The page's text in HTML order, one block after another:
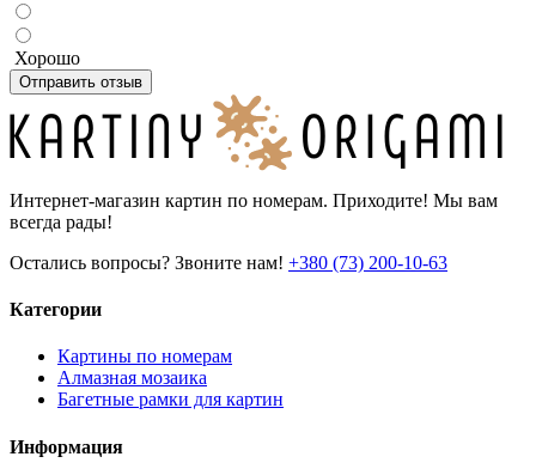
Хорошо
Отправить отзыв
Интернет-магазин картин по номерам. Приходите! Мы вам
всегда рады!
Остались вопросы? Звоните нам! +380 (73) 200-10-63
Категории
Картины по номерам
Алмазная мозаика
Багетные рамки для картин
Информация